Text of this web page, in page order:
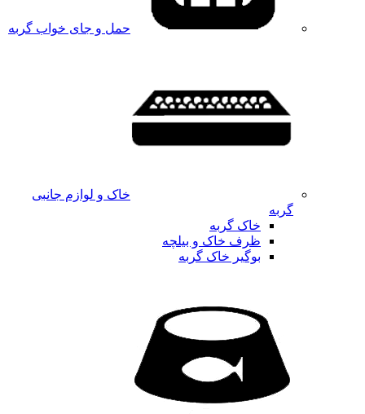
حمل و جای خواب گربه
خاک و لوازم جانبی
گربه
خاک گربه
ظرف خاک و بیلچه
بوگیر خاک گربه